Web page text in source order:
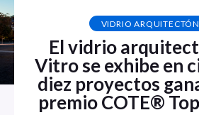
VIDRIO
El vidrio
Vitro se exhibe en
diez proyectos
premio COTE®